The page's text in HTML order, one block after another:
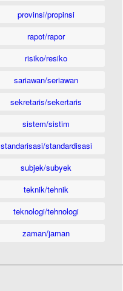
provinsi/propinsi
rapot/rapor
risiko/resiko
sariawan/seriawan
sekretaris/sekertaris
sistem/sistim
standarisasi/standardisasi
subjek/subyek
teknik/tehnik
teknologi/tehnologi
zaman/jaman